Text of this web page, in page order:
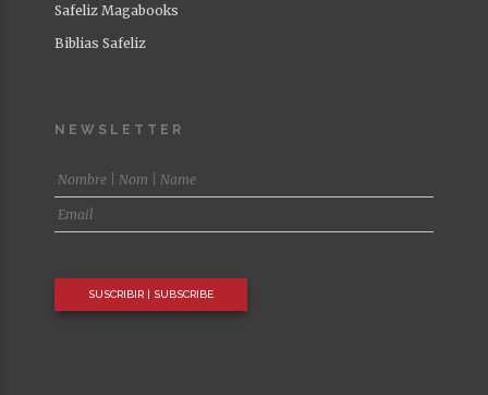
Safeliz Magabooks
Biblias Safeliz
NEWSLETTER